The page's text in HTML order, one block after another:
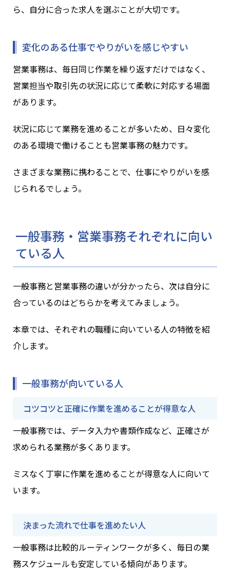
ら、自分に合った求人を選ぶことが大切です。
変化のある仕事でやりがいを感じやすい
営業事務は、毎日同じ作業を繰り返すだけではなく、
営業担当や取引先の状況に応じて柔軟に対応する場面
があります。
状況に応じて業務を進めることが多いため、日々変化
のある環境で働けることも営業事務の魅力です。
さまざまな業務に携わることで、仕事にやりがいを感
じられるでしょう。
一般事務・営業事務それぞれに向い
ている人
一般事務と営業事務の違いが分かったら、次は自分に
合っているのはどちらかを考えてみましょう。
本章では、それぞれの職種に向いている人の特徴を紹
介します。
一般事務が向いている人
コツコツと正確に作業を進めることが得意な人
一般事務では、データ入力や書類作成など、正確さが
求められる業務が多くあります。
ミスなく丁寧に作業を進めることが得意な人に向いて
います。
決まった流れで仕事を進めたい人
一般事務は比較的ルーティンワークが多く、毎日の業
務スケジュールも安定している傾向があります。